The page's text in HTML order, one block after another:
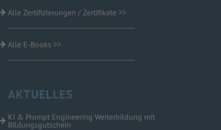
Alle Zertifizierungen / Zertifikate >>
Alle E-Books >>
AKTUELLES
KI & Prompt Engineering Weiterbildung mit
Bildungsgutschein